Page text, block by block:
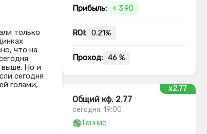
только
что на
выше. Но и
сегодня
голами,
Прибыль: + 3.90
ROI: 0.21%
Проход: 46 %
x2.77
Общий кф. 2.77
сегодня, 19:00
Теннис